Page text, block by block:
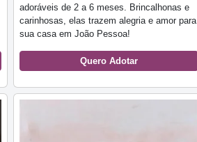
adoráveis de 2 a 6 meses. Brincalhonas e
carinhosas, elas trazem alegria e amor para
sua casa em João Pessoa!
Quero Adotar